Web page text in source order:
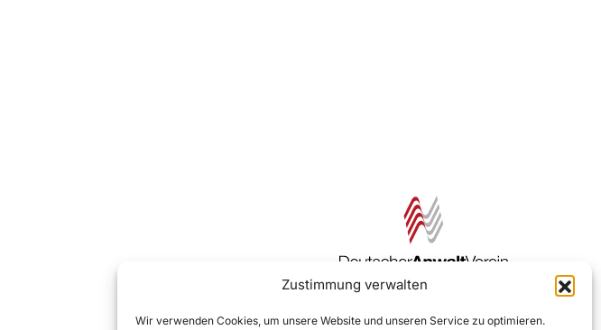
Zustimmung verwalten
Wir verwenden Cookies, um unsere Website und unseren Service zu optimieren.
Zur DAV Webseite